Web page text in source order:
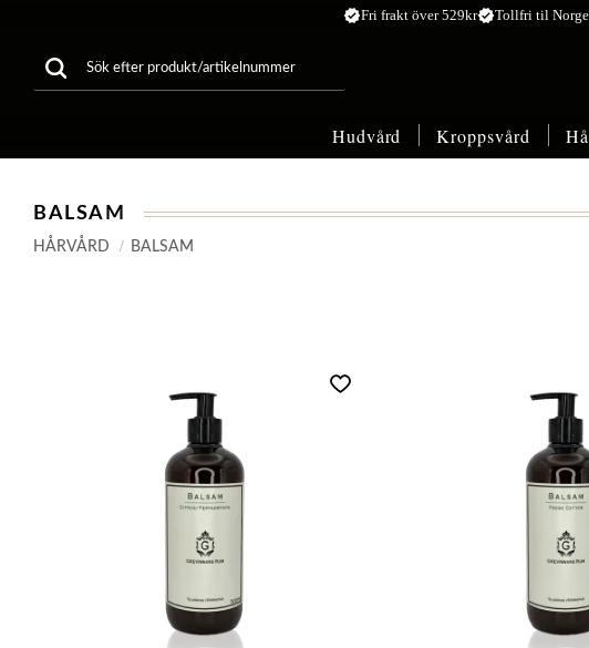
verifiedFri frakt över 529krverifiedTollfri til Norge
Hudvård Kroppsvård
BALSAM
HÅRVÅRD BALSAM
Lägg till i favoriter